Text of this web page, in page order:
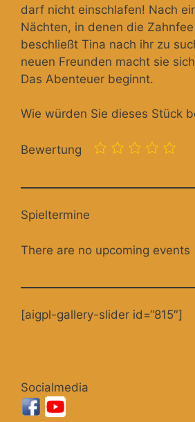
darf nicht einschlafen! Nach
Nächten, in denen die
beschließt Tina nach ihr zu
neuen Freunden macht sie
Das Abenteuer beginnt.
Wie würden Sie dieses Stück
Bewertung
Spieltermine
There are no upcoming events
[aigpl-gallery-slider id=“815″]
Socialmedia